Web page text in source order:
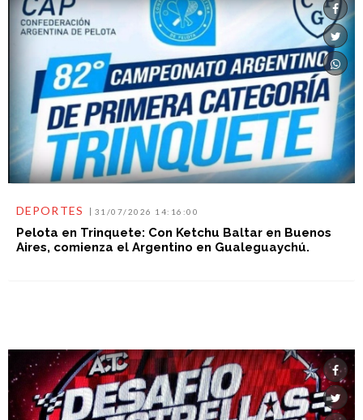
DEPORTES 31/07/2026 14:16:00
Pelota en Trinquete: Con Ketchu Baltar en Buenos
Aires, comienza el Argentino en Gualeguaychú.